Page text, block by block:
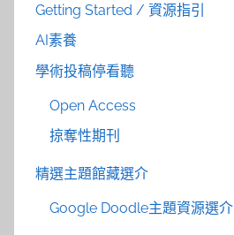
Getting Started / 資源指引
AI素養
學術投稿停看聽
Open Access
掠奪性期刊
精選主題館藏選介
Google Doodle主題資源選介